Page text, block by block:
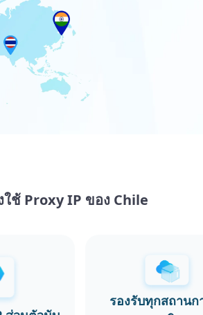
ใช้ Proxy IP ของ Chile
รองรับทุกสถาน